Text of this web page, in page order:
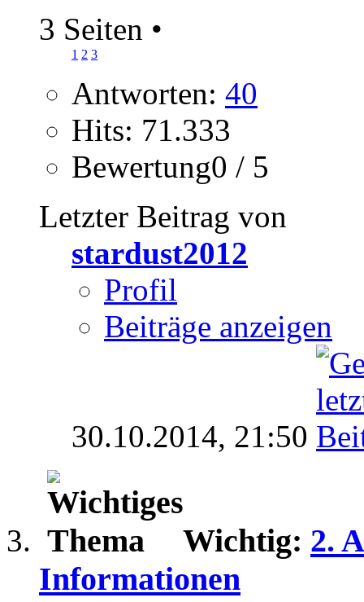
3 Seiten •
1 2 3
Antworten: 40
Hits: 71.333
Bewertung0 / 5
Letzter Beitrag von
stardust2012
Profil
Beiträge anzeigen
30.10.2014, 21:50
Wichtig: 2.
Informationen